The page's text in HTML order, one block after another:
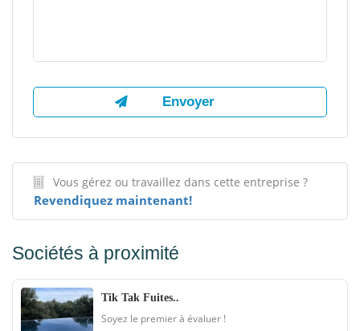
Vous gérez ou travaillez dans cette entreprise ?
Revendiquez maintenant!
Sociétés à proximité
Tik Tak Fuites..
Soyez le premier à évaluer !